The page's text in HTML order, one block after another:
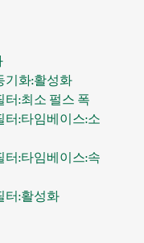
기화:활성화
터:최소 펄스 폭
터:타임베이스:소
터:타임베이스:속
터:활성화